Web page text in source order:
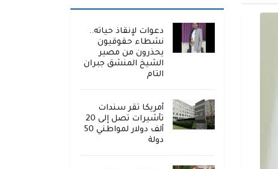
دعوات لإنقاذ حياته..
نشطاء حقوقيون
يحذرون من مصير
الشيخ المنشق جبران
التام
أمريكا تقر سندات
تأشيرات تصل إلى 20
ألف دولار لمواطني 50
دولة